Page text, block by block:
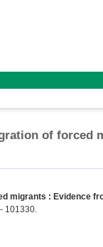
of forced
migrants : Evidence
101330.